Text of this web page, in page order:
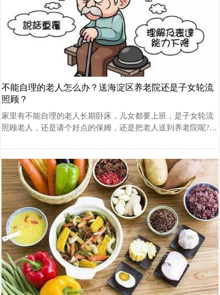
不能自理的老人怎么办？送海淀区养老院还是子女轮流
照顾？
家里有不能自理的老人长期卧床，儿女都要上班，是子女轮流
照顾老人，还是请个好点的保姆，还是把老人送到养老院呢?对